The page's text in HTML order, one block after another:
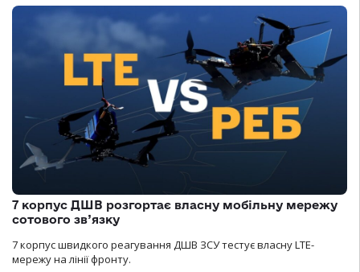
7 корпус ДШВ розгортає власну мобільну мережу
сотового зв’язку
7 корпус швидкого реагування ДШВ ЗСУ тестує власну LTE-
мережу на лінії фронту.